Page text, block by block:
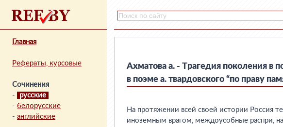
Главная
Рефераты, курсовые
Сочинения
-
русские
- белорусские
- английские
Ахматова а. - Трагедия поколения в
в поэме а. твардовского “по праву
На протяжении всей своей истории Россия
иноземным врагом, междоусобные распри,